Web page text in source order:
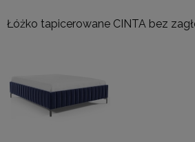
Łóżko tapicerowane CINTA bez